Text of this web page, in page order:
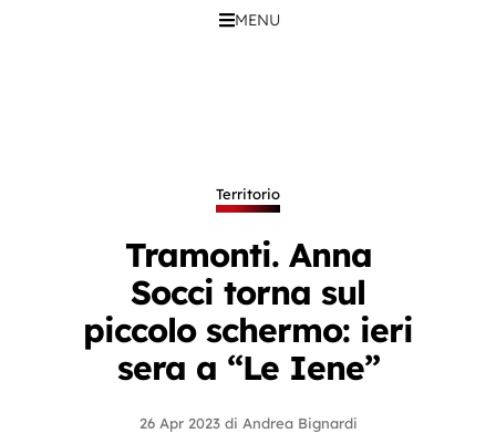
MENU
Territorio
Tramonti. Anna
Socci torna sul
piccolo schermo: ieri
sera a “Le Iene”
26 Apr 2023 di Andrea Bignardi